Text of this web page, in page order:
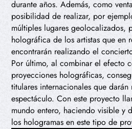
durante años. Además, como
posibilidad de realizar, por
múltiples lugares geolocalizados,
holográfica de los artistas que en
encontrarán realizando el
Por último, al combinar el efecto
proyecciones holográficas,
titulares internacionales que
espectáculo. Con este proyecto
mundo entero, haciendo visible y
los hologramas en este tipo de